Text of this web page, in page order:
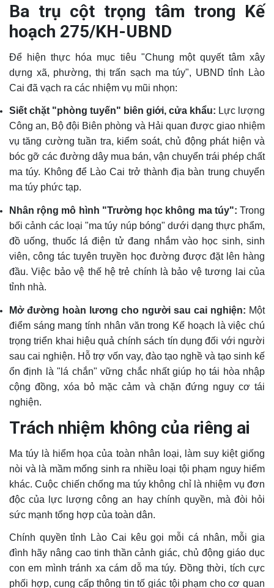
Ba trụ cột trọng tâm trong Kế
hoạch 275/KH-UBND
Để hiện thực hóa mục tiêu "Chung một quyết tâm xây
dựng xã, phường, thị trấn sạch ma túy", UBND tỉnh Lào
Cai đã vạch ra các nhiệm vụ mũi nhọn:
Siết chặt "phòng tuyến" biên giới, cửa khẩu: Lực lượng
Công an, Bộ đội Biên phòng và Hải quan được giao nhiệm
vụ tăng cường tuần tra, kiểm soát, chủ động phát hiện và
bóc gỡ các đường dây mua bán, vận chuyển trái phép chất
ma túy. Không để Lào Cai trở thành địa bàn trung chuyển
ma túy phức tạp.
Nhân rộng mô hình "Trường học không ma túy": Trong
bối cảnh các loại "ma túy núp bóng" dưới dạng thực phẩm,
đồ uống, thuốc lá điện tử đang nhắm vào học sinh, sinh
viên, công tác tuyên truyền học đường được đặt lên hàng
đầu. Việc bảo vệ thế hệ trẻ chính là bảo vệ tương lai của
tỉnh nhà.
Mở đường hoàn lương cho người sau cai nghiện: Một
điểm sáng mang tính nhân văn trong Kế hoạch là việc chú
trọng triển khai hiệu quả chính sách tín dụng đối với người
sau cai nghiện. Hỗ trợ vốn vay, đào tạo nghề và tạo sinh kế
ổn định là "lá chắn" vững chắc nhất giúp họ tái hòa nhập
cộng đồng, xóa bỏ mặc cảm và chặn đứng nguy cơ tái
nghiện.
Trách nhiệm không của riêng ai
Ma túy là hiểm họa của toàn nhân loại, làm suy kiệt giống
nòi và là mầm mống sinh ra nhiều loại tội phạm nguy hiểm
khác. Cuộc chiến chống ma túy không chỉ là nhiệm vụ đơn
độc của lực lượng công an hay chính quyền, mà đòi hỏi
sức mạnh tổng hợp của toàn dân.
Chính quyền tỉnh Lào Cai kêu gọi mỗi cá nhân, mỗi gia
đình hãy nâng cao tinh thần cảnh giác, chủ động giáo dục
con em mình tránh xa cám dỗ ma túy. Đồng thời, tích cực
phối hợp, cung cấp thông tin tố giác tội phạm cho cơ quan